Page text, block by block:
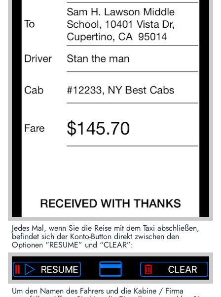
Jedes Mal, wenn Sie die Reise mit dem Taxi abschließen,
befindet sich der Konto-Button direkt zwischen den
Optionen “RESUME” und “CLEAR”:
Um den Namen des Fahrers und die Kabine / Firma